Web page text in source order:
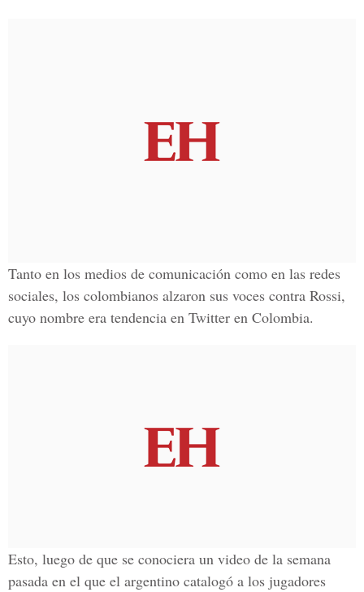
Tanto en los medios de comunicación como en las redes
sociales, los colombianos alzaron sus voces contra Rossi,
cuyo nombre era tendencia en Twitter en Colombia.
Esto, luego de que se conociera un video de la semana
pasada en el que el argentino catalogó a los jugadores